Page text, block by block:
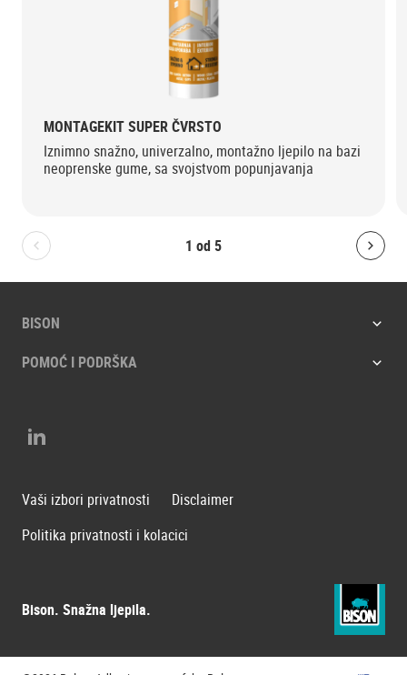
1 od 5
Bolton.General.PreviousSlide
MONTAGEKIT SUPER ČVRSTO
Iznimno snažno, univerzalno, montažno ljepilo na bazi
neoprenske gume, sa svojstvom popunjavanja
BISON
POMOĆ I PODRŠKA
Bison. Snažna ljepila.
LinkedIn
Vaši izbori privatnosti
Disclaimer
Politika privatnosti i kolacici